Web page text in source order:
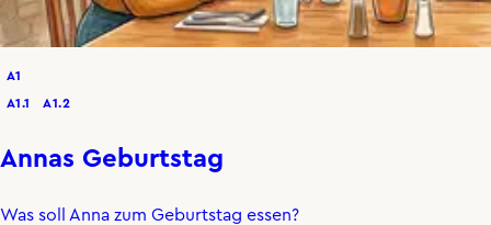
A1
A1.1 A1.2
Annas Geburtstag
Was soll Anna zum Geburtstag essen?